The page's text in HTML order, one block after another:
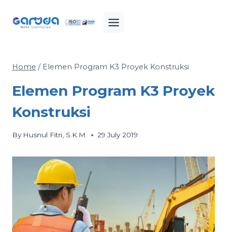
Home / Elemen Program K3 Proyek Konstruksi
Elemen Program K3 Proyek
Konstruksi
By Husnul Fitri, S.K.M. 29 July 2019